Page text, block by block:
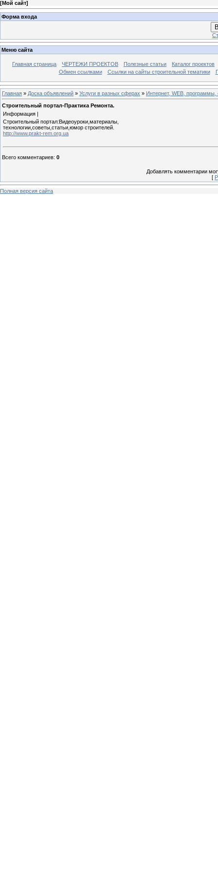
[Мой сайт]
Форма входа
Меню сайта
Главная страница ЧЕРТЕЖИ ПРОЕКТОВ Полезные статьи
Каталог проектов
Обмен ссылками
Ссылки на сайты строительной тематики
Главная » Доска объявлений » Услуги в разных сферах » Интернет, WEB, программы,
Строительный портал-Практика Ремонта.
Информация |
Строительный портал:Видеоуроки,материалы,
технологии,советы,статьи,юмор строителей.
http://www.prakt-rem.org.ua
Всего комментариев: 0
Добавлять комментарии
[
Полная версия сайта